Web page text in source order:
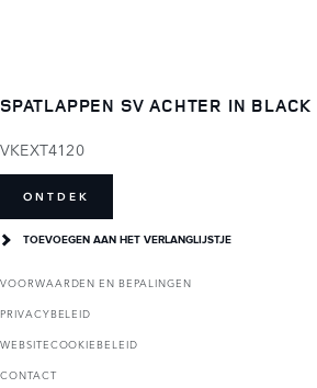
SPATLAPPEN SV ACHTER IN BLACK
VKEXT4120
ONTDEK
TOEVOEGEN AAN HET VERLANGLIJSTJE
VOORWAARDEN EN BEPALINGEN
PRIVACYBELEID
WEBSITECOOKIEBELEID
CONTACT